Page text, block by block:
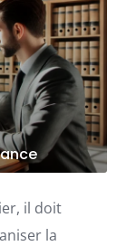
il doit
la